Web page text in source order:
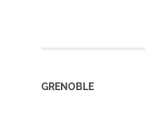
GRENOBLE